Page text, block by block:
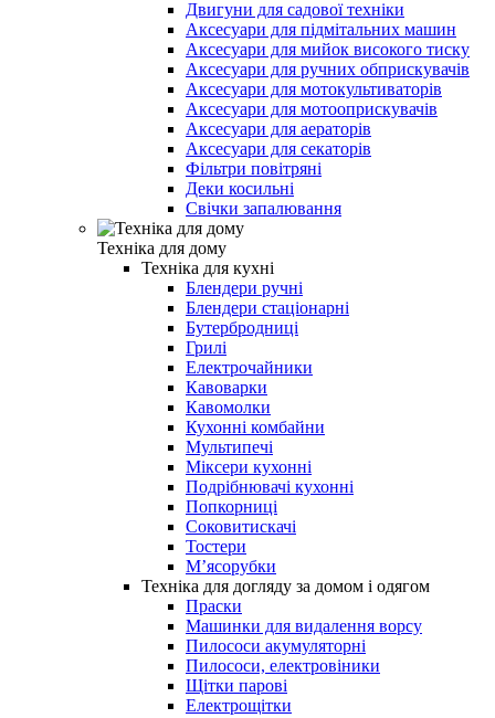
Двигуни для садової техніки
Аксесуари для підмітальних машин
Аксесуари для мийок високого тиску
Аксесуари для ручних обприскувачів
Аксесуари для мотокультиваторів
Аксесуари для мотооприскувачів
Аксесуари для аераторів
Аксесуари для секаторів
Фільтри повітряні
Деки косильні
Свічки запалювання
Техніка для дому
Техніка для кухні
Блендери ручні
Блендери стаціонарні
Бутербродниці
Грилі
Електрочайники
Кавоварки
Кавомолки
Кухонні комбайни
Мультипечі
Міксери кухонні
Подрібнювачі кухонні
Попкорниці
Соковитискачі
Тостери
М’ясорубки
Техніка для догляду за домом і одягом
Праски
Машинки для видалення ворсу
Пилососи акумуляторні
Пилососи, електровіники
Щітки парові
Електрощітки